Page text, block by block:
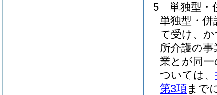
5
単独型・
単独型・併
て受け、
所介護の
業とが同
ついては、
第3項 まで